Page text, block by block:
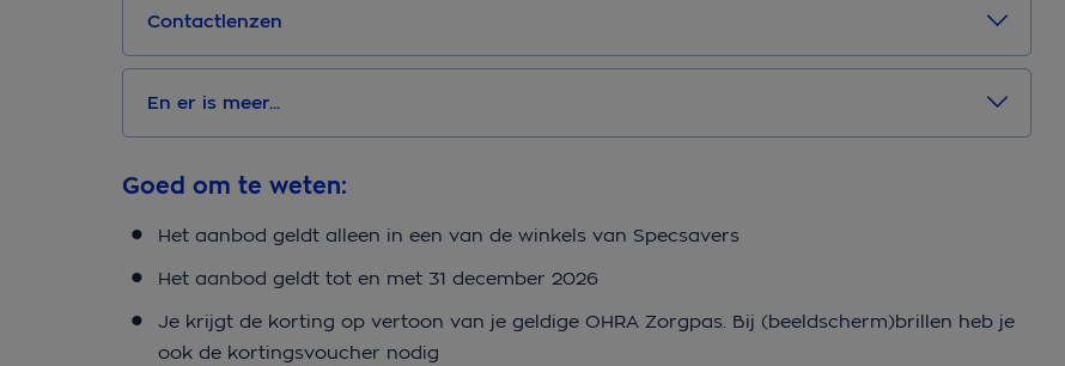
Contactlenzen
En er is meer...
Goed om te weten:
Het aanbod geldt alleen in een van de winkels van Specsavers
Het aanbod geldt tot en met 31 december 2026
Je krijgt de korting op vertoon van je geldige OHRA Zorgpas. Bij (beeldscherm)brillen heb je
ook de kortingsvoucher nodig